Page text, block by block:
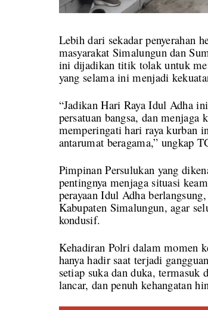
Lebih dari sekadar penyerahan
masyarakat Simalungun dan
ini dijadikan titik tolak untuk
yang selama ini menjadi
“Jadikan Hari Raya Idul Adha
persatuan bangsa, dan menjaga
memperingati hari raya kurban
antarumat beragama,” ungkap
Pimpinan Persulukan yang
pentingnya menjaga situasi
perayaan Idul Adha
Kabupaten Simalungun, agar
kondusif.
Kehadiran Polri dalam momen
hanya hadir saat terjadi
setiap suka dan duka, termasuk
lancar, dan penuh kehangatan